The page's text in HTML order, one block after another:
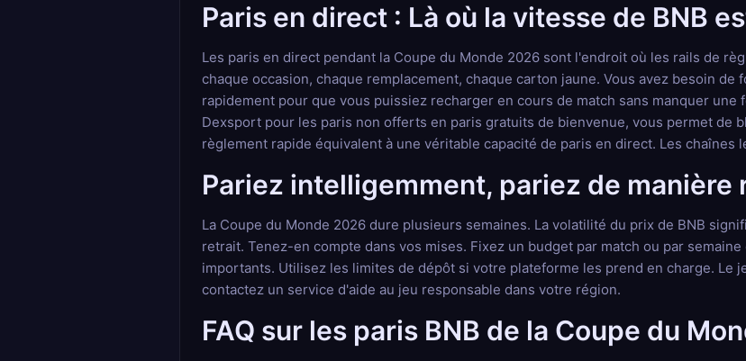
Paris en direct : Là où la vitesse de BNB
Les paris en direct pendant la Coupe du Monde 2026 sont l'endroit où les rails de
chaque occasion, chaque remplacement, chaque carton jaune. Vous avez besoin
rapidement pour que vous puissiez recharger en cours de match sans manquer
Dexsport pour les paris non offerts en paris gratuits de bienvenue, vous permet de
règlement rapide équivalent à une véritable capacité de paris en direct. Les chaînes
Pariez intelligemment, pariez de manière
La Coupe du Monde 2026 dure plusieurs semaines. La volatilité du prix de BNB
retrait. Tenez-en compte dans vos mises. Fixez un budget par match ou par
importants. Utilisez les limites de dépôt si votre plateforme les prend en charge.
contactez un service d'aide au jeu responsable dans votre région.
FAQ sur les paris BNB de la Coupe du